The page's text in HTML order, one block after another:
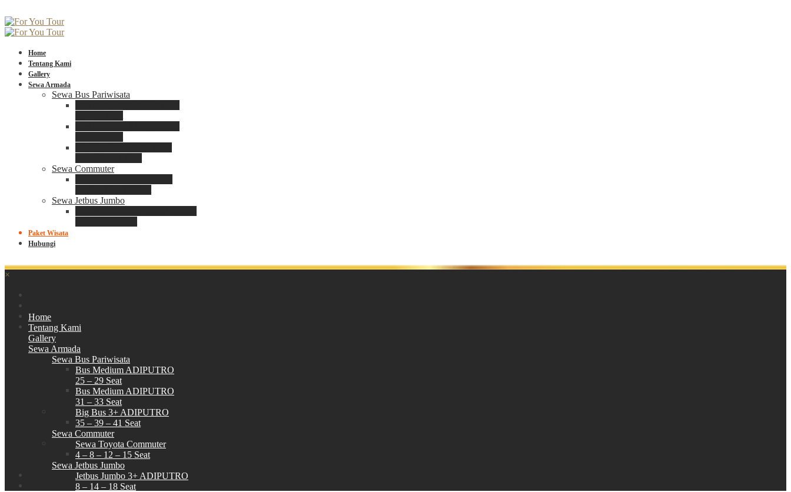
Home
Tentang Kami
Gallery
Sewa Armada
Sewa Bus Pariwisata
Sewa Commuter
Sewa Jetbus Jumbo
Paket Wisata
Hubungi
×
Home
Tentang Kami
Gallery
Sewa Armada
Sewa Bus Pariwisata
Bus Medium ADIPUTRO
25 – 29 Seat
Bus Medium ADIPUTRO
31 – 33 Seat
Big Bus 3+ ADIPUTRO
35 – 39 – 41 Seat
Sewa Commuter
Sewa Toyota Commuter
4 – 8 – 12 – 15 Seat
Sewa Jetbus Jumbo
Jetbus Jumbo 3+ ADIPUTRO
8 – 14 – 18 Seat